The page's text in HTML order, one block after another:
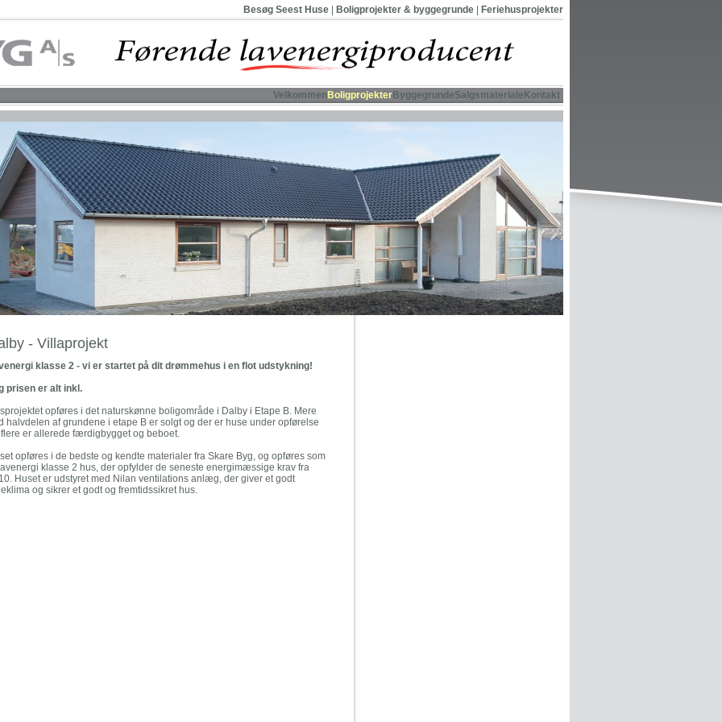
Besøg Seest Huse Boligprojekter & byggegrunde Feriehusprojekter
VelkommenBoligprojekter ByggegrundeSalgsmateriale Kontakt
- Villaprojekt
klasse 2 - vi er startet på dit drømmehus i en flot udstykning!
prisen er alt inkl.
opføres i det naturskønne boligområde i Dalby i Etape B. Mere
halvdelen af grundene i etape B er solgt og der er huse under opførelse
er allerede færdigbygget og beboet.
opføres i de bedste og kendte materialer fra Skare Byg, og opføres som
klasse 2 hus, der opfylder de seneste energimæssige krav fra
Huset er udstyret med Nilan ventilations anlæg, der giver et godt
og sikrer et godt og fremtidssikret hus.